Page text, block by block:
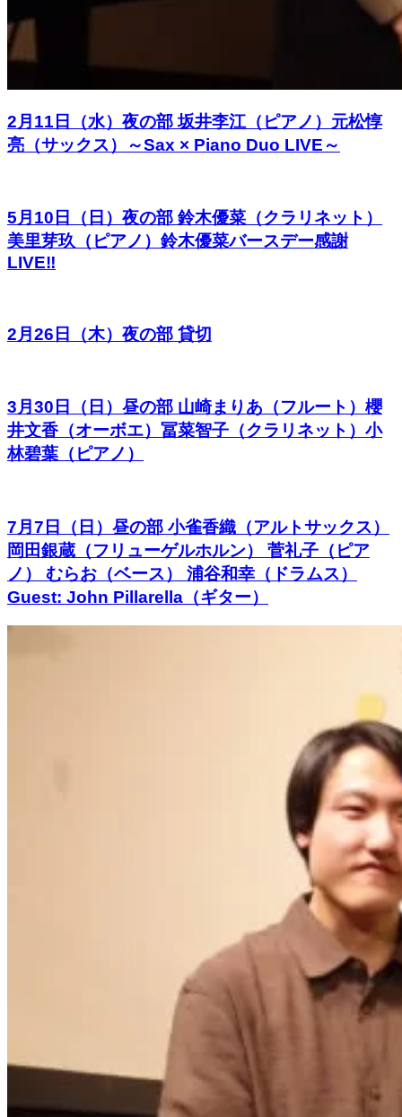
2月11日（水）夜の部 坂井李江（ピアノ）元松惇
亮（サックス）～Sax × Piano Duo LIVE～
5月10日（日）夜の部 鈴木優菜（クラリネット）
美里芽玖（ピアノ）鈴木優菜バースデー感謝
LIVE‼︎
2月26日（木）夜の部 貸切
3月30日（日）昼の部 山崎まりあ（フルート）櫻
井文香（オーボエ）冨菜智子（クラリネット）小
林碧葉（ピアノ）
7月7日（日）昼の部 小雀香織（アルトサックス）
岡田銀蔵（フリューゲルホルン） 菅礼子（ピア
ノ） むらお（ベース） 浦谷和幸（ドラムス）
Guest: John Pillarella（ギター）